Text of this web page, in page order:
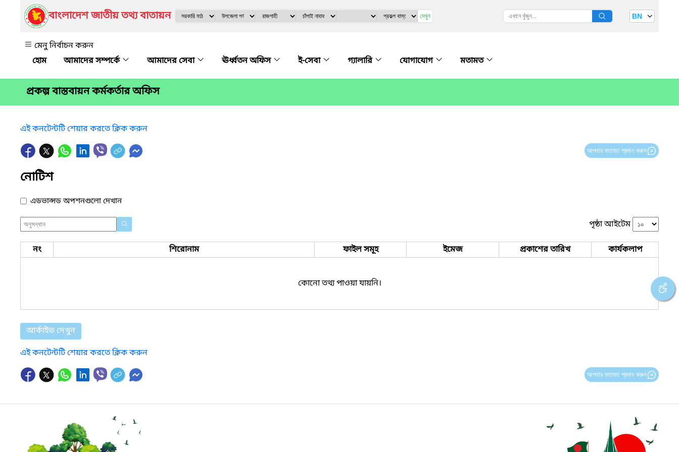
বাংলাদেশ জাতীয় তথ্য বাতায়ন দেখুন BN
মেনু নির্বাচন করুন
আমাদের সম্পর্কে
আমাদের সেবা ঊর্ধ্বতন অফিস ই-সেবা গ্যালারি যোগাযোগ মতামত
প্রকল্প বাস্তবায়ন কর্মকর্তার অফিস
এই কনটেন্টটি শেয়ার করতে ক্লিক করুন
আপনার মতামত প্রদান করুন
নোটিশ
এডভান্সড অপশনগুলো দেখান
পৃষ্ঠা আইটেম
নং শিরোনাম ফাইল সমূহ ইমেজ প্রকাশের তারিখ কার্যকলাপ
কোনো তথ্য পাওয়া যায়নি।
আর্কাইভ দেখুন
এই কনটেন্টটি শেয়ার করতে ক্লিক করুন
আপনার মতামত প্রদান করুন